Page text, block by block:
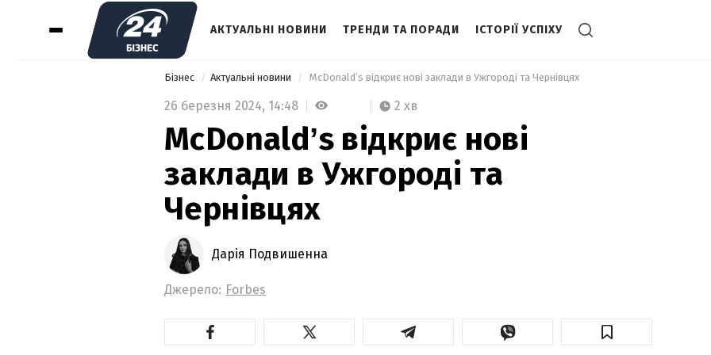
АКТУАЛЬНІ НОВИНИ ТРЕНДИ ТА ПОРАДИ ІСТОРІЇ УСПІХУ
Бізнес Актуальні новини McDonaldʼs відкриє нові заклади в Ужгороді та Чернівцях
26 березня 2024, 14:48 2 хв
McDonaldʼs відкриє нові
заклади в Ужгороді та
Чернівцях
Дарія Подвишенна
Джерело: Forbes